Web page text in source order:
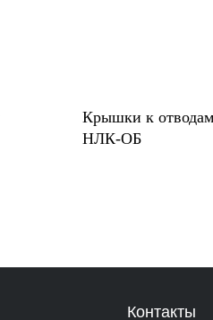
Крышки к
НЛК-ОБ
Контакты